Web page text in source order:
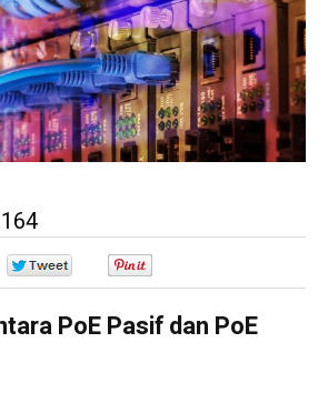
164
PoE Pasif dan PoE